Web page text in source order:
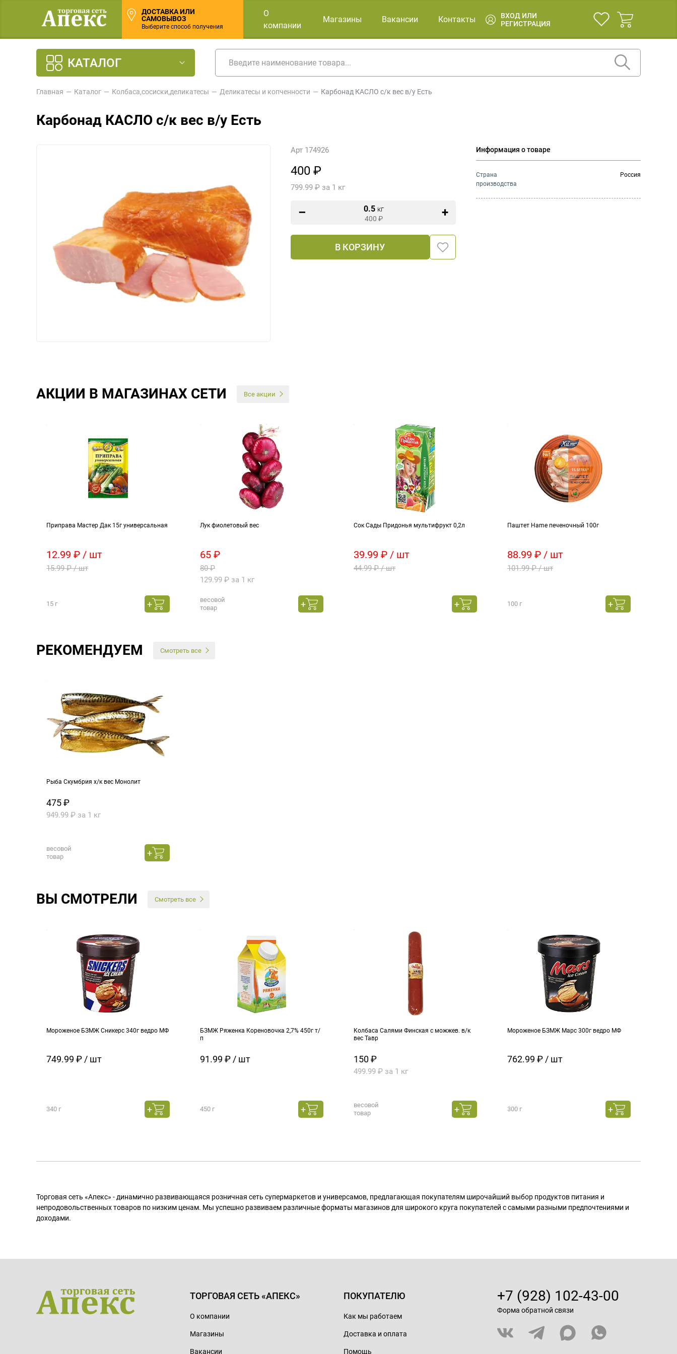
ДОСТАВКА ИЛИ
САМОВЫВОЗ
Выберите способ получения
О
компании
Магазины Вакансии Контакты
ВХОД ИЛИ
РЕГИСТРАЦИЯ
КАТАЛОГ
Главная Каталог Колбаса,сосиски,деликатесы Деликатесы и копченности Карбонад КАСЛО с/к вес в/у Есть
Карбонад КАСЛО с/к вес в/у Есть
Арт 174926
400 ₽
799.99 ₽ за 1 кг
0.5 кг
400 ₽
В КОРЗИНУ
Информация о товаре
Страна
производства
Россия
АКЦИИ В МАГАЗИНАХ СЕТИ Все акции
Приправа Мастер Дак 15г универсальная
12.99 ₽ / шт
15.99 ₽ / шт
15 г
Лук фиолетовый вес
65 ₽
80 ₽
129.99 ₽ за 1 кг
весовой
товар
Сок Сады Придонья мультифрукт 0,2л
39.99 ₽ / шт
44.99 ₽ / шт
Паштет Hame печеночный 100г
88.99 ₽ / шт
101.99 ₽ / шт
100 г
РЕКОМЕНДУЕМ Смотреть все
Рыба Скумбрия х/к вес Монолит
475 ₽
949.99 ₽ за 1 кг
весовой
товар
ВЫ СМОТРЕЛИ Смотреть все
Мороженое БЗМЖ Сникерс 340г ведро МФ
749.99 ₽ / шт
340 г
БЗМЖ Ряженка Кореновочка 2,7% 450г т/
п
91.99 ₽ / шт
450 г
Колбаса Салями Финская с можжев. в/к
вес Тавр
150 ₽
499.99 ₽ за 1 кг
весовой
товар
Мороженое БЗМЖ Марс 300г ведро МФ
762.99 ₽ / шт
300 г
Торговая сеть «Апекс» - динамично развивающаяся розничная сеть супермаркетов и универсамов, предлагающая покупателям широчайший выбор продуктов питания и
непродовольственных товаров по низким ценам. Мы успешно развиваем различные форматы магазинов для широкого круга покупателей с самыми разными предпочтениями и
доходами.
ТОРГОВАЯ СЕТЬ «АПЕКС»
О компании
Магазины
Вакансии
ПОКУПАТЕЛЮ
Как мы работаем
Доставка и оплата
Помощь
+7 (928) 102-43-00
Форма обратной связи